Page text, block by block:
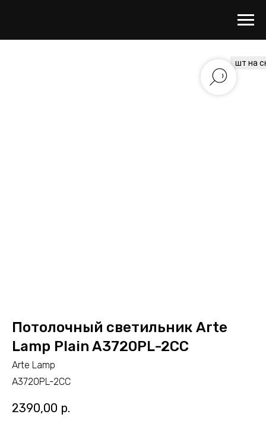
Потолочный светильник Arte
Lamp Plain A3720PL-2CC
Arte Lamp
A3720PL-2CC
2390,00 р.